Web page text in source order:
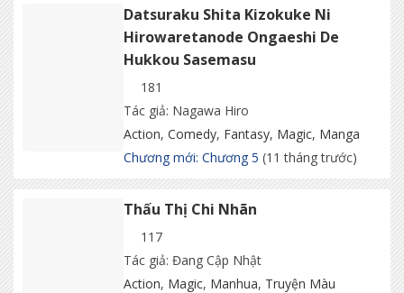
Datsuraku Shita Kizokuke Ni
Hirowaretanode Ongaeshi De
Hukkou Sasemasu
181
Tác giả: Nagawa Hiro
Action, Comedy, Fantasy, Magic, Manga
Chương mới: Chương 5 (11 tháng trước)
Thấu Thị Chi Nhãn
117
Tác giả: Đang Cập Nhật
Action, Magic, Manhua, Truyện Màu